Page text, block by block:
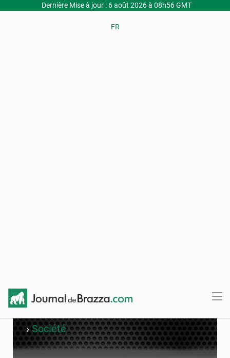
Dernière Mise à jour : 6 août 2026 à 08h56 GMT
FR
›Société